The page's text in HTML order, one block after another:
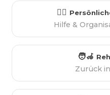
🧑‍⚕️
Hilfe &
🧑‍🦽
Zurück